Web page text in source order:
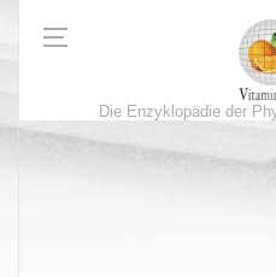
Die Enzyklopädie der